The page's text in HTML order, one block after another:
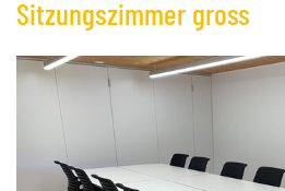
Sitzungszimmer gross